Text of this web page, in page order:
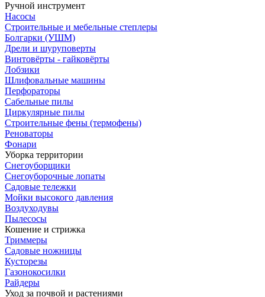
Ручной инструмент
Насосы
Строительные и мебельные степлеры
Болгарки (УШМ)
Дрели и шуруповерты
Винтовёрты - гайковёрты
Лобзики
Шлифовальные машины
Перфораторы
Сабельные пилы
Циркулярные пилы
Строительные фены (термофены)
Реноваторы
Фонари
Уборка территории
Снегоуборщики
Снегоуборочные лопаты
Садовые тележки
Мойки высокого давления
Воздуходувы
Пылесосы
Кошение и стрижка
Триммеры
Садовые ножницы
Кусторезы
Газонокосилки
Райдеры
Уход за почвой и растениями